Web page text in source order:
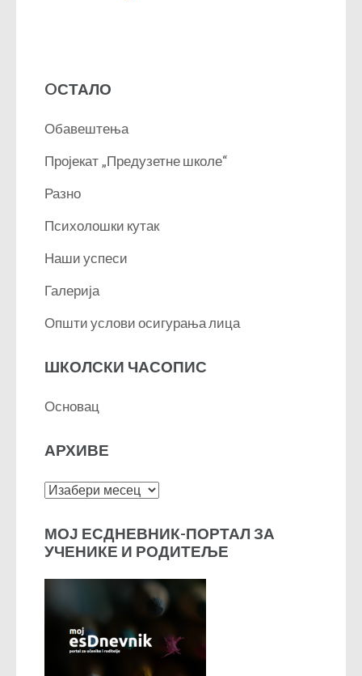
OСТАЛО
Обавештења
Пројекат „Предузетне школе“
Разно
Психолошки кутак
Наши успеси
Галерија
Општи услови осигурања лица
ШКОЛСКИ ЧАСОПИС
Основац
АРХИВЕ
Архиве
МОЈ ЕСДНЕВНИК-ПОРТАЛ ЗА
УЧЕНИКЕ И РОДИТЕЉЕ